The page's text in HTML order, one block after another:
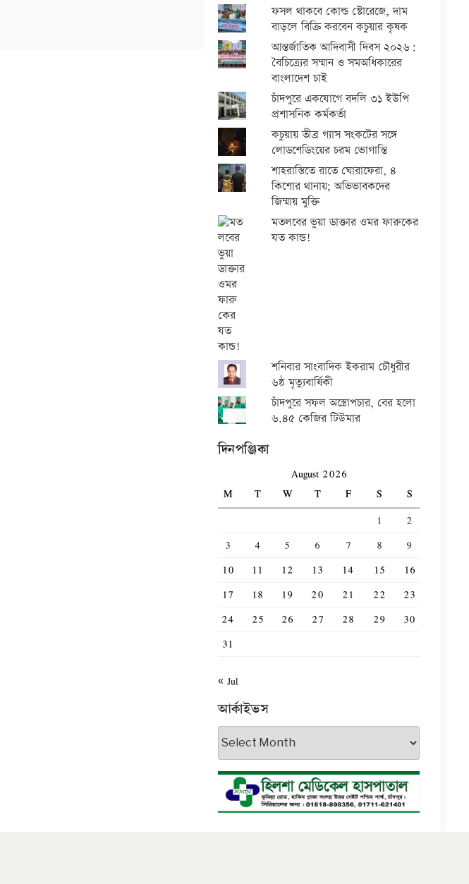
ফসল থাকবে কোল্ড স্টোরেজে, দাম
বাড়লে বিক্রি করবেন কচুয়ার কৃষক
আন্তর্জাতিক আদিবাসী দিবস ২০২৬:
বৈচিত্র্যের সম্মান ও সমঅধিকারের
বাংলাদেশ চাই
চাঁদপুরে একযোগে বদলি ৩১ ইউপি
প্রশাসনিক কর্মকর্তা
কচুয়ায় তীব্র গ্যাস সংকটের সঙ্গে
লোডশেডিংয়ের চরম ভোগান্তি
শাহরাস্তিতে রাতে ঘোরাফেরা, ৪
কিশোর থানায়; অভিভাবকদের
জিম্মায় মুক্তি
মতলবের ভুয়া ডাক্তার ওমর ফারুকের
যত কান্ড!
শনিবার সাংবাদিক ইকরাম চৌধুরীর
৬ষ্ঠ মৃত্যুবার্ষিকী
চাঁদপুরে সফল অস্ত্রোপচার, বের হলো
৬.৪৫ কেজির টিউমার
দিনপঞ্জিকা
August 2026
M
T W T F S
S
1
2
3
4 5 6 7 8
9
10
11 12 13 14 15
16
17
18 19 20 21 22
23
24
25 26 27 28 29
30
31
« Jul
আর্কাইভস
আর্কাইভস